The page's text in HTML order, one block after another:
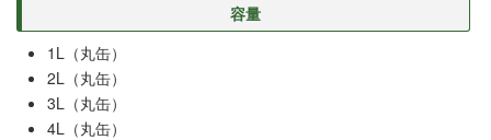
容量
1L（丸缶）
2L（丸缶）
3L（丸缶）
4L（丸缶）